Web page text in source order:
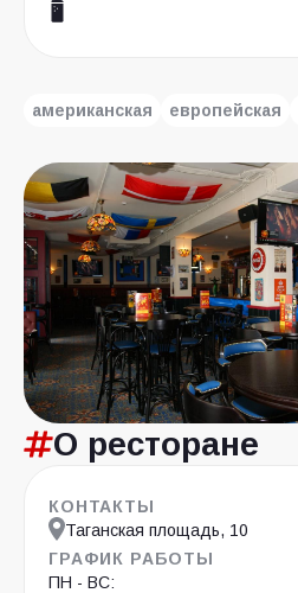
американская европейская
О ресторане
КОНТАКТЫ
Таганская площадь, 10
ГРАФИК РАБОТЫ
ПН - ВС: